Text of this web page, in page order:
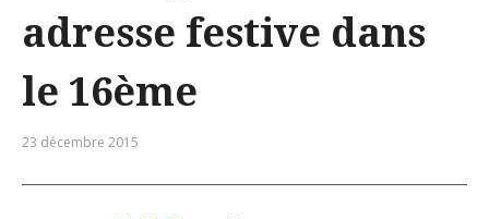
adresse festive dans
le 16ème
23 décembre 2015